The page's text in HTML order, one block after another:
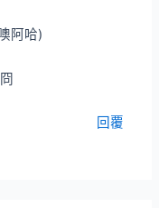
阿哈)
回覆